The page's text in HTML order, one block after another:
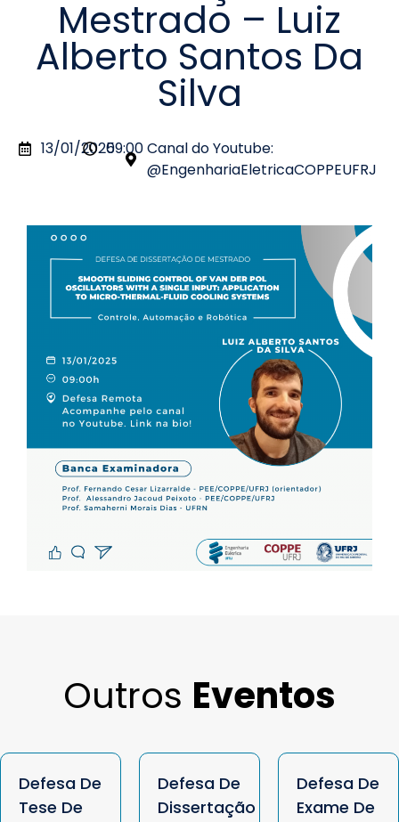
Mestrado – Luiz
Alberto Santos Da
Silva
13/01/202509:00Canal do Youtube:
@EngenhariaEletricaCOPPEUFRJ
Outros Eventos
Defesa De
Tese De
Defesa De
Dissertação
Defesa De
Exame De